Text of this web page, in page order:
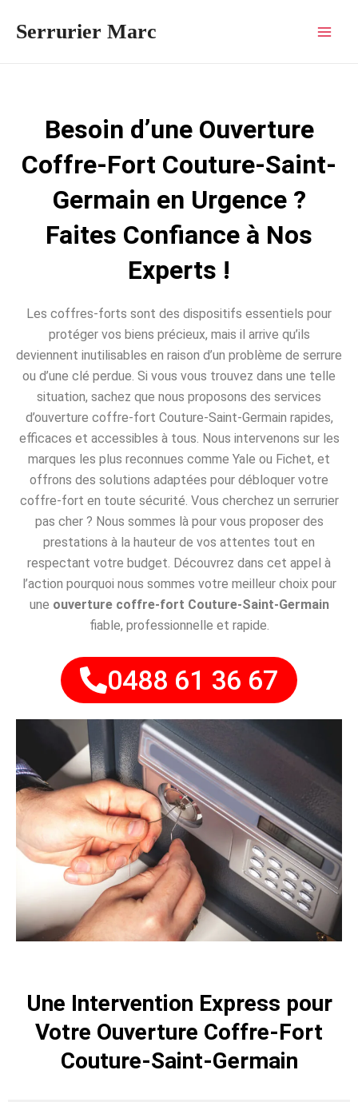
Serrurier Marc
Besoin d’une Ouverture
Coffre-Fort Couture-Saint-
Germain en Urgence ?
Faites Confiance à Nos
Experts !
Les coffres-forts sont des dispositifs essentiels pour
protéger vos biens précieux, mais il arrive qu’ils
deviennent inutilisables en raison d’un problème de serrure
ou d’une clé perdue. Si vous vous trouvez dans une telle
situation, sachez que nous proposons des services
d’ouverture coffre-fort Couture-Saint-Germain rapides,
efficaces et accessibles à tous. Nous intervenons sur les
marques les plus reconnues comme Yale ou Fichet, et
offrons des solutions adaptées pour débloquer votre
coffre-fort en toute sécurité. Vous cherchez un serrurier
pas cher ? Nous sommes là pour vous proposer des
prestations à la hauteur de vos attentes tout en
respectant votre budget. Découvrez dans cet appel à
l’action pourquoi nous sommes votre meilleur choix pour
une ouverture coffre-fort Couture-Saint-Germain
fiable, professionnelle et rapide.
0488 61 36 67
Une Intervention Express pour
Votre Ouverture Coffre-Fort
Couture-Saint-Germain